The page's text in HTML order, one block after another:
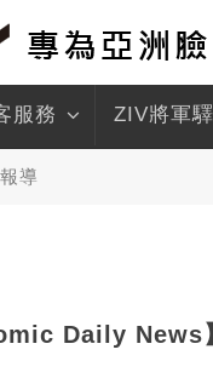
服務 ZIV將軍
導
Daily News